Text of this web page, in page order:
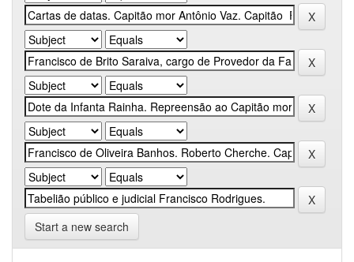
Start a new search